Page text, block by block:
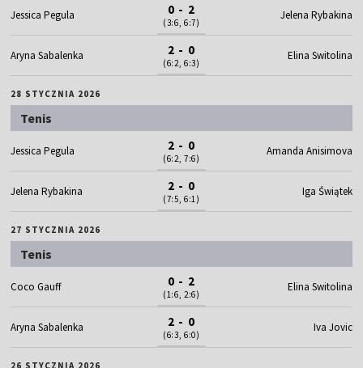
Jessica Pegula 0 - 2
(3:6, 6:7)
Jelena Rybakina
Aryna Sabalenka 2 - 0
(6:2, 6:3)
Elina Switolina
28 STYCZNIA 2026
Tenis
Jessica Pegula 2 - 0
(6:2, 7:6)
Amanda Anisimova
Jelena Rybakina 2 - 0
(7:5, 6:1)
Iga Świątek
27 STYCZNIA 2026
Tenis
Coco Gauff 0 - 2
(1:6, 2:6)
Elina Switolina
Aryna Sabalenka 2 - 0
(6:3, 6:0)
Iva Jovic
26 STYCZNIA 2026